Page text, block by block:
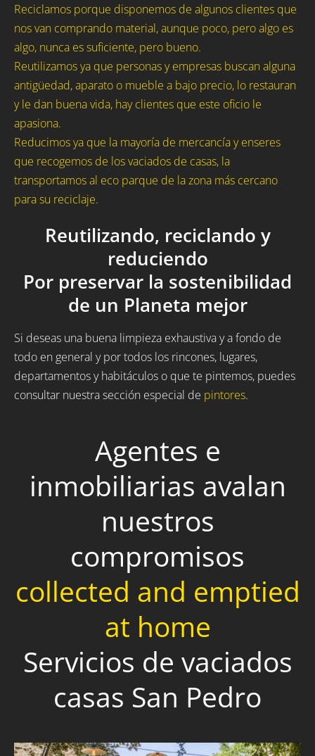
Reciclamos porque disponemos de algunos clientes que
nos van comprando material, aunque poco, pero algo es
algo, nunca es suficiente, pero bueno.
Reutilizamos ya que personas y empresas buscan alguna
antigüedad, aparato o mueble a bajo precio, lo restauran
y le dan buena vida, hay clientes que este oficio le
apasiona.
Reducimos ya que la mayoría de mercancía y enseres
que recogemos de los vaciados de casas, la
transportamos al eco parque de la zona más cercano
para su reciclaje.
Reutilizando, reciclando y
reduciendo
Por preservar la sostenibilidad
de un Planeta mejor
Si deseas una buena limpieza exhaustiva y a fondo de
todo en general y por todos los rincones, lugares,
departamentos y habitáculos o que te pintemos, puedes
consultar nuestra sección especial de pintores.
Agentes e
inmobiliarias avalan
nuestros
compromisos
collected and emptied
at home
Servicios de vaciados
casas San Pedro